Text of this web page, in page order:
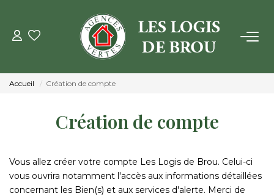
ESTIMATION
Accueil Création de compte
Création de compte
Vous allez créer votre compte Les Logis de Brou. Celui-ci
vous ouvrira notamment l'accès aux informations détaillées
concernant les Bien(s) et aux services d'alerte. Merci de